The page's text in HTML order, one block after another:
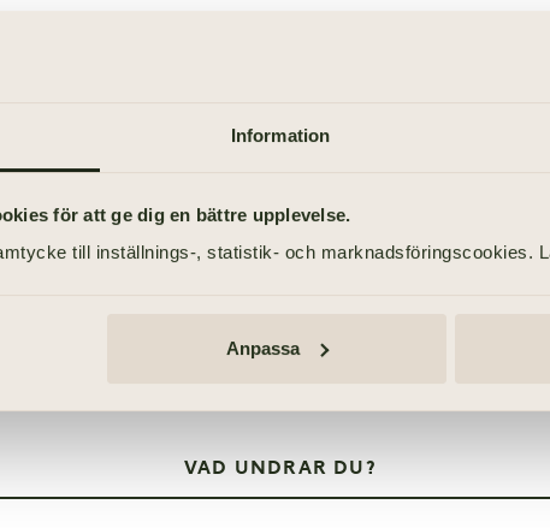
Information
för att ge dig en bättre upplevelse.
till inställnings-, statistik- och marknadsföringscookies.
Anpassa
Så här går
Begravningsdagen är ofta
planerat. Har du aldrig
att förbereda sig genom
Så går en begravning
Barn på begravning
VAD UNDRAR DU?